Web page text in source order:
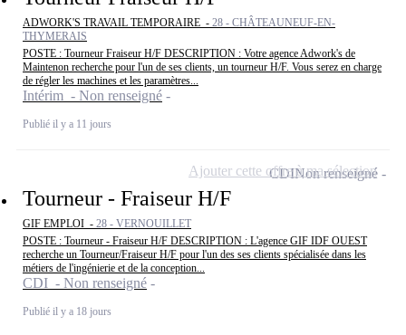
ADWORK'S TRAVAIL TEMPORAIRE - 28 - CHÂTEAUNEUF-EN-
THYMERAIS
POSTE : Tourneur Fraiseur H/F DESCRIPTION : Votre agence Adwork's de
Maintenon recherche pour l'un de ses clients, un tourneur H/F. Vous serez en charge
de régler les machines et les paramètres...
Intérim - Non renseigné
Publié il y a 11 jours
Tourneur - Fraiseur H/F
GIF EMPLOI - 28 - VERNOUILLET
POSTE : Tourneur - Fraiseur H/F DESCRIPTION : L'agence GIF IDF OUEST
recherche un Tourneur/Fraiseur H/F pour l'un des ses clients spécialisée dans les
métiers de l'ingénierie et de la conception...
CDI - Non renseigné
Publié il y a 18 jours
CDINon renseigné
Ajouter cette offre à ma sélection